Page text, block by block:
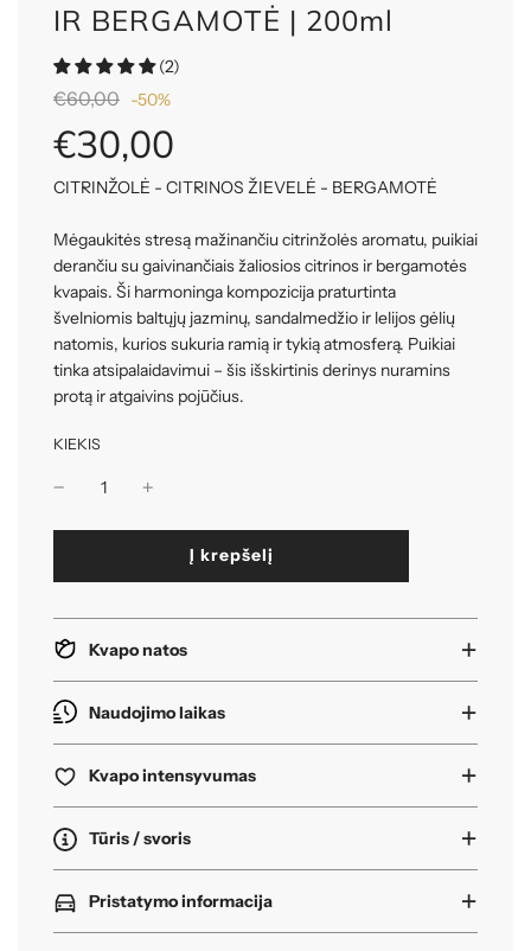
IR BERGAMOTĖ | 200ml
(2)
Nuolaida
€60,00 -50%Reguliari
€30,00
CITRINŽOLĖ - CITRINOS ŽIEVELĖ - BERGAMOTĖ
Mėgaukitės stresą mažinančiu citrinžolės aromatu, puikiai
derančiu su gaivinančiais žaliosios citrinos ir bergamotės
kvapais. Ši harmoninga kompozicija praturtinta
švelniomis baltųjų jazminų, sandalmedžio ir lelijos gėlių
natomis, kurios sukuria ramią ir tykią atmosferą. Puikiai
tinka atsipalaidavimui – šis išskirtinis derinys nuramins
protą ir atgaivins pojūčius.
KIEKIS
k
u
s
i
.
Į krepšelį
Kvapo natos
Naudojimo laikas
Kvapo intensyvumas
Tūris / svoris
Pristatymo informacija